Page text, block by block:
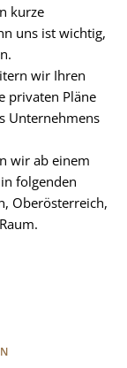
kurze
uns ist wichtig,
wir Ihren
privaten Pläne
Unternehmens
wir ab einem
folgenden
Oberösterreich,